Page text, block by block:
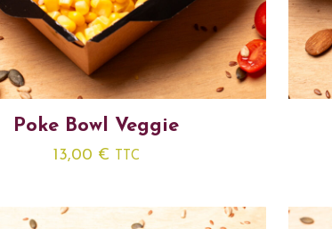
Poke Bowl Veggie
13,00 € TTC